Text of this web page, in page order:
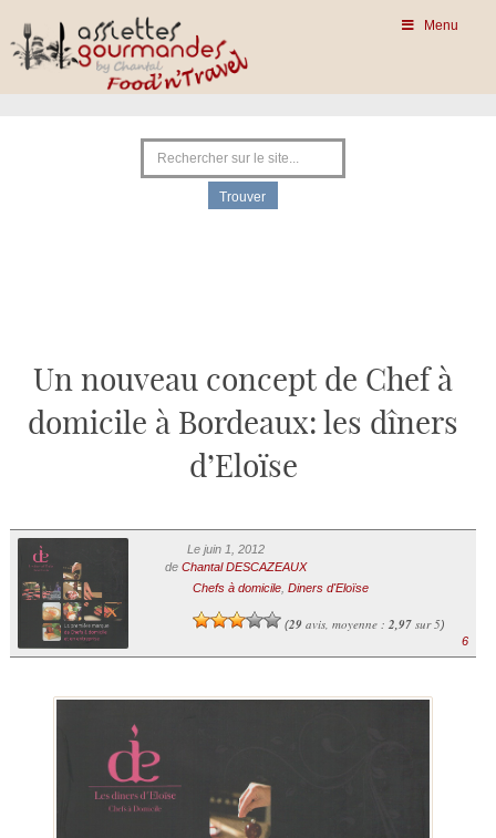
Menu
Un nouveau concept de Chef à
domicile à Bordeaux: les dîners
d’Eloïse
Le juin 1, 2012
de Chantal DESCAZEAUX
Chefs à domicile, Diners d'Eloïse
(29avis, moyenne : 2,97sur 5)
6